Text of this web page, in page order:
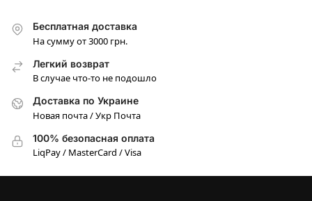
Бесплатная доставка
На сумму от 3000 грн.
Легкий возврат
В случае что-то не подошло
Доставка по Украине
Новая почта / Укр Почта
100% безопасная оплата
LiqPay / MasterCard / Visa